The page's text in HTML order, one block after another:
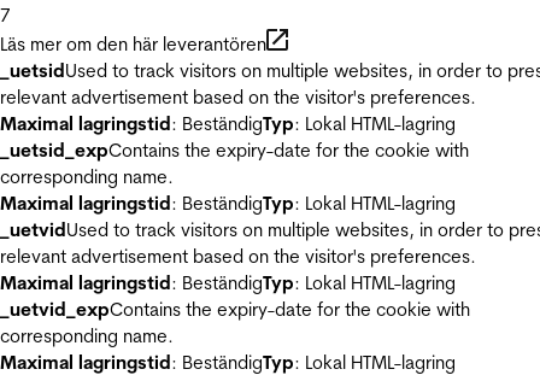
7
Läs mer om den här leverantören
_uetsidUsed to track visitors on multiple websites, in order to
relevant advertisement based on the visitor's preferences.
Maximal lagringstid: BeständigTyp: Lokal HTML-lagring
_uetsid_expContains the expiry-date for the cookie with
corresponding name.
Maximal lagringstid: BeständigTyp: Lokal HTML-lagring
_uetvidUsed to track visitors on multiple websites, in order to
relevant advertisement based on the visitor's preferences.
Maximal lagringstid: BeständigTyp: Lokal HTML-lagring
_uetvid_expContains the expiry-date for the cookie with
corresponding name.
Maximal lagringstid: BeständigTyp: Lokal HTML-lagring